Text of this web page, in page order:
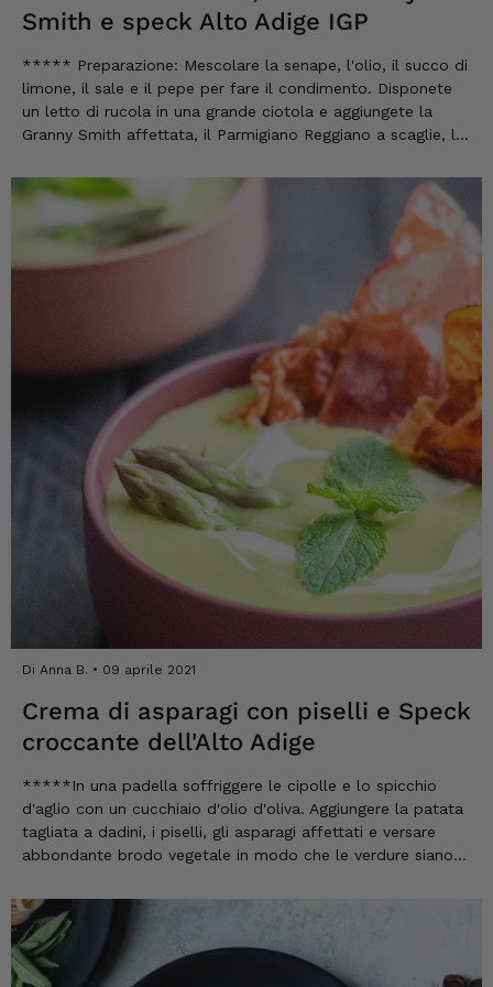
Smith e speck Alto Adige IGP
***** Preparazione: Mescolare la senape, l'olio, il succo di
limone, il sale e il pepe per fare il condimento. Disponete
un letto di rucola in una grande ciotola e aggiungete la
Granny Smith affettata, il Parmigiano Reggiano a scaglie, le
Adige. Condire con il condimento di senape....
Di Anna B. 09 aprile 2021
Crema di asparagi con piselli e Speck
croccante dell'Alto Adige
*****In una padella soffriggere le cipolle e lo spicchio
d'aglio con un cucchiaio d'olio d'oliva. Aggiungere la patata
tagliata a dadini, i piselli, gli asparagi affettati e versare
abbondante brodo vegetale in modo che le verdure siano
frattempo, tagliare le fette di Speck...